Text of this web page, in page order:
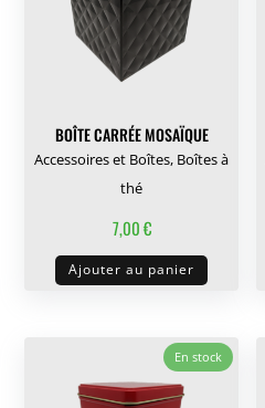
BOÎTE CARRÉE MOSAÏQUE
Accessoires et Boîtes, Boîtes à
thé
7,00€
Ajouter au panier
En stock